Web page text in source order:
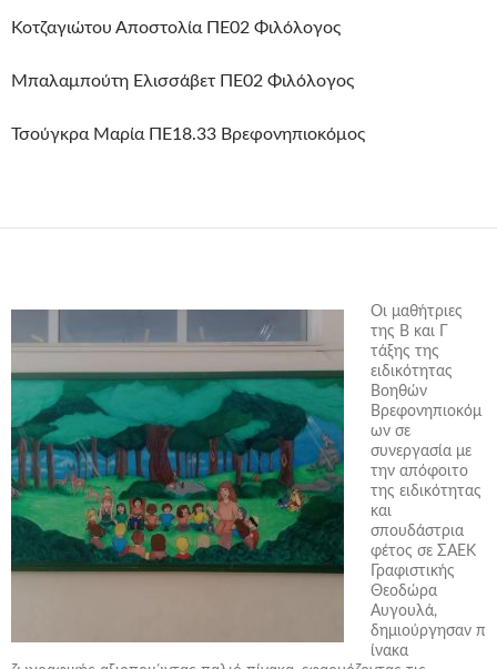
Κοτζαγιώτου Αποστολία ΠΕ02 Φιλόλογος
Μπαλαμπούτη Ελισσάβετ ΠΕ02 Φιλόλογος
Τσούγκρα Μαρία ΠΕ18.33 Βρεφονηπιοκόμος
Οι μαθήτριες
της Β και Γ
τάξης της
ειδικότητας
Βοηθών
Βρεφονηπιοκόμ
ων σε
συνεργασία με
την απόφοιτο
της ειδικότητας
και
σπουδάστρια
φέτος σε ΣΑΕΚ
Γραφιστικής
Θεοδώρα
Αυγουλά,
δημιούργησαν π
ίνακα